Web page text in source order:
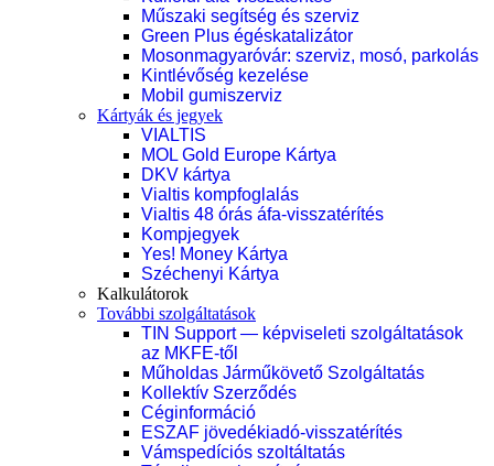
Műszaki segítség és szerviz
Green Plus égéskatalizátor
Mosonmagyaróvár: szerviz, mosó, parkolás
Kintlévőség kezelése
Mobil gumiszerviz
Kártyák és jegyek
VIALTIS
MOL Gold Europe Kártya
DKV kártya
Vialtis kompfoglalás
Vialtis 48 órás áfa-visszatérítés
Kompjegyek
Yes! Money Kártya
Széchenyi Kártya
Kalkulátorok
További szolgáltatások
TIN Support — képviseleti szolgáltatások
az MKFE-től
Műholdas Járműkövető Szolgáltatás
Kollektív Szerződés
Céginformáció
ESZAF jövedékiadó-visszatérítés
Vámspedíciós szoltáltatás